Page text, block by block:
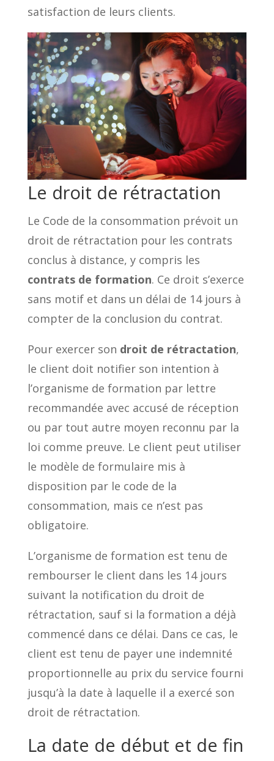
satisfaction de leurs clients.
Le droit de rétractation
Le Code de la consommation prévoit un
droit de rétractation pour les contrats
conclus à distance, y compris les
contrats de formation. Ce droit s’exerce
sans motif et dans un délai de 14 jours à
compter de la conclusion du contrat.
Pour exercer son droit de rétractation,
le client doit notifier son intention à
l’organisme de formation par lettre
recommandée avec accusé de réception
ou par tout autre moyen reconnu par la
loi comme preuve. Le client peut utiliser
le modèle de formulaire mis à
disposition par le code de la
consommation, mais ce n’est pas
obligatoire.
L’organisme de formation est tenu de
rembourser le client dans les 14 jours
suivant la notification du droit de
rétractation, sauf si la formation a déjà
commencé dans ce délai. Dans ce cas, le
client est tenu de payer une indemnité
proportionnelle au prix du service fourni
jusqu’à la date à laquelle il a exercé son
droit de rétractation.
La date de début et de fin